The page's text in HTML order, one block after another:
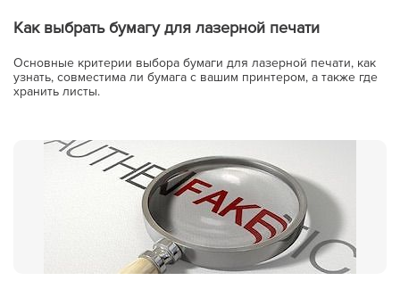
Как выбрать бумагу для лазерной печати
Основные критерии выбора бумаги для лазерной печати, как
узнать, совместима ли бумага с вашим принтером, а также где
хранить листы.